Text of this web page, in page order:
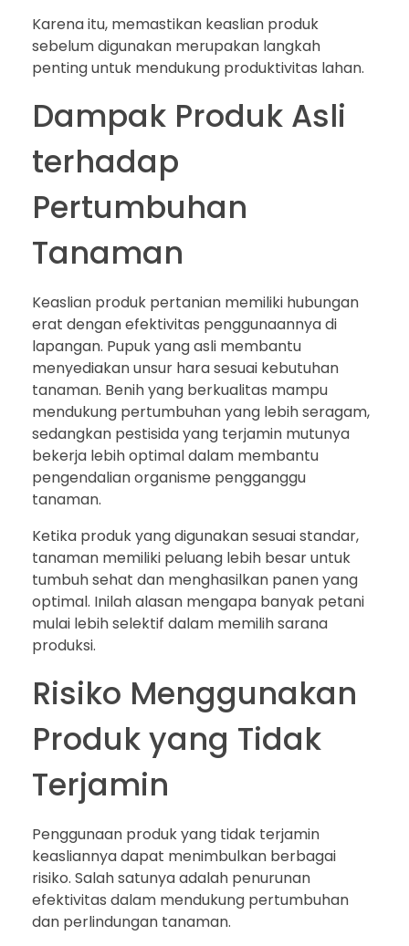
Karena itu, memastikan keaslian produk
sebelum digunakan merupakan langkah
penting untuk mendukung produktivitas lahan.
Dampak Produk Asli
terhadap
Pertumbuhan
Tanaman
Keaslian produk pertanian memiliki hubungan
erat dengan efektivitas penggunaannya di
lapangan. Pupuk yang asli membantu
menyediakan unsur hara sesuai kebutuhan
tanaman. Benih yang berkualitas mampu
mendukung pertumbuhan yang lebih seragam,
sedangkan pestisida yang terjamin mutunya
bekerja lebih optimal dalam membantu
pengendalian organisme pengganggu
tanaman.
Ketika produk yang digunakan sesuai standar,
tanaman memiliki peluang lebih besar untuk
tumbuh sehat dan menghasilkan panen yang
optimal. Inilah alasan mengapa banyak petani
mulai lebih selektif dalam memilih sarana
produksi.
Risiko Menggunakan
Produk yang Tidak
Terjamin
Penggunaan produk yang tidak terjamin
keasliannya dapat menimbulkan berbagai
risiko. Salah satunya adalah penurunan
efektivitas dalam mendukung pertumbuhan
dan perlindungan tanaman.